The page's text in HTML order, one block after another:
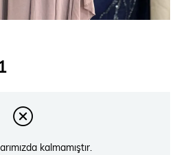
kalmamıştır.